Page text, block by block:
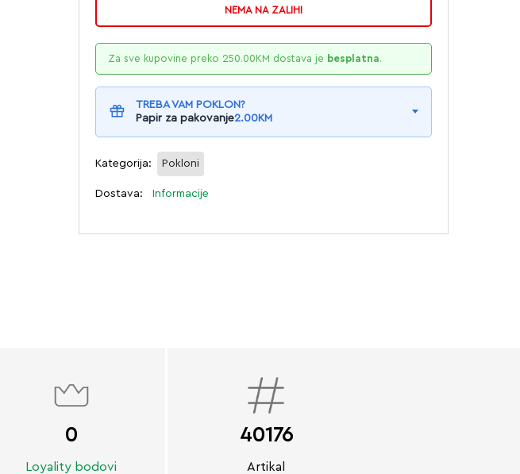
NEMA NA ZALIHI
Za sve kupovine preko 250.00KM dostava je besplatna.
TREBA VAM POKLON?
Papir za pakovanje2.00KM
Kategorija: Pokloni
Dostava: Informacije
0
Loyality bodovi
40176
Artikal